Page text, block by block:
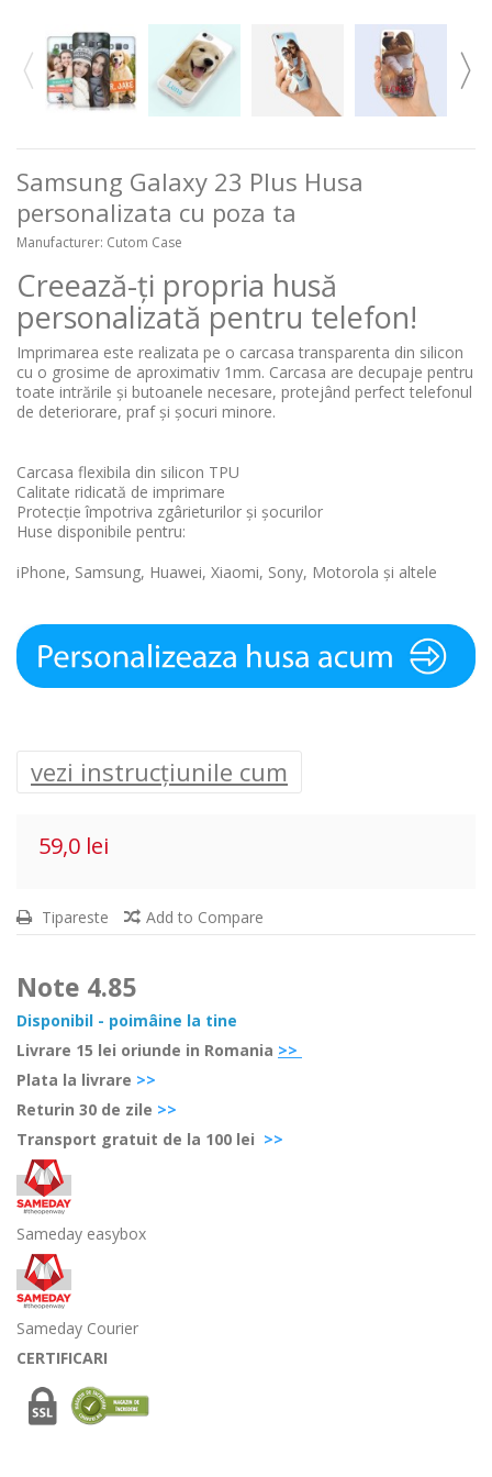
Samsung Galaxy 23 Plus Husa
personalizata cu poza ta
Manufacturer: Cutom Case
Creează-ți propria husă
personalizată pentru telefon!
Imprimarea este realizata pe o carcasa transparenta din silicon
cu o grosime de aproximativ 1mm. Carcasa are decupaje pentru
toate intrările și butoanele necesare, protejând perfect telefonul
de deteriorare, praf și șocuri minore.
Carcasa flexibila din silicon TPU
Calitate ridicată de imprimare
Protecție împotriva zgârieturilor și șocurilor
Huse disponibile pentru:
iPhone, Samsung, Huawei, Xiaomi, Sony, Motorola și altele
vezi instrucțiunile cum
59,0 lei
Tipareste Add to Compare
Note 4.85
Disponibil - poimâine la tine
Livrare 15 lei oriunde in Romania >>
Plata la livrare >>
Returin 30 de zile >>
Transport gratuit de la 100 lei >>
Sameday easybox
Sameday Courier
CERTIFICARI